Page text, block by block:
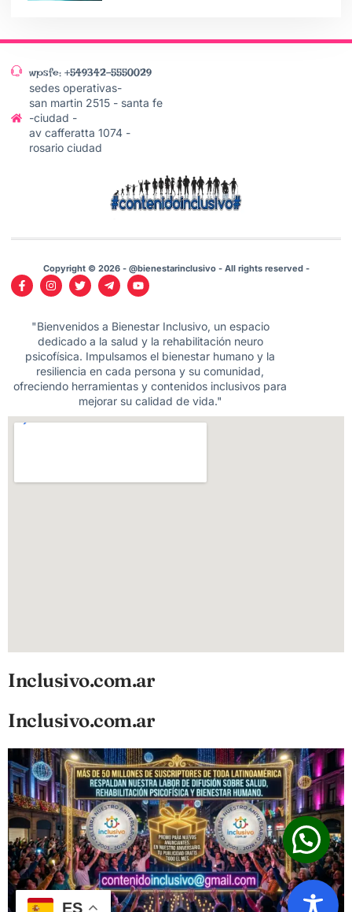
wpsfe: +549342-5550029
sedes operativas-
san martin 2515 - santa fe
-ciudad -
av cafferatta 1074 -
rosario ciudad
Copyright © 2026 - @bienestarinclusivo - All rights reserved -
"Bienvenidos a Bienestar Inclusivo, un espacio
dedicado a la salud y la rehabilitación neuro
psicofísica. Impulsamos el bienestar humano y la
resiliencia en cada persona y su comunidad,
ofreciendo herramientas y contenidos inclusivos para
mejorar su calidad de vida."
Inclusivo.com.ar
Inclusivo.com.ar
ES